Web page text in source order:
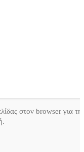
στον browser για